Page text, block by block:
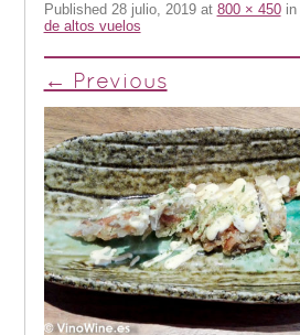
Published 28 julio, 2019at 800 × 450in
de altos vuelos
← Previous